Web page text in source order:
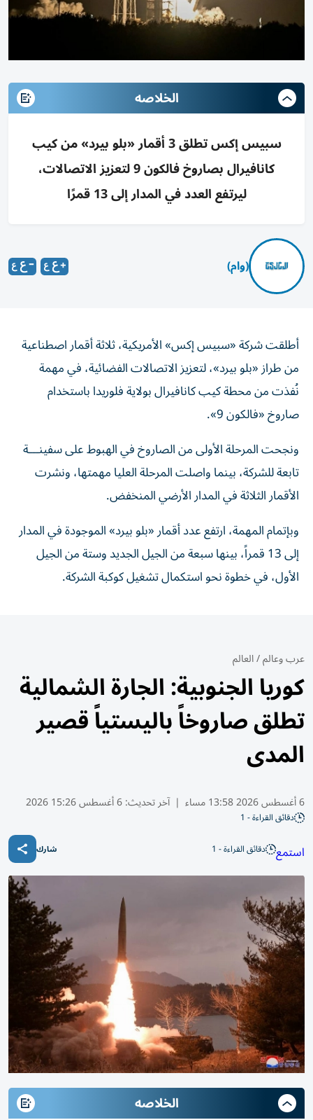
الخلاصه
سبيس إكس تطلق 3 أقمار «بلو بيرد» من كيب
كانافيرال بصاروخ فالكون 9 لتعزيز الاتصالات،
ليرتفع العدد في المدار إلى 13 قمرًا
(وام)
أطلقت شركة «سبيس إكس» الأمريكية، ثلاثة أقمار اصطناعية
من طراز «بلو بيرد»، لتعزيز الاتصالات الفضائية، في مهمة
نُفذت من محطة كيب كانافيرال بولاية فلوريدا باستخدام
صاروخ «فالكون 9».
ونجحت المرحلة الأولى من الصاروخ في الهبوط على سفينـــة
تابعة للشركة، بينما واصلت المرحلة العليا مهمتها، ونشرت
الأقمار الثلاثة في المدار الأرضي المنخفض.
وبإتمام المهمة، ارتفع عدد أقمار «بلو بيرد» الموجودة في المدار
إلى 13 قمراً، بينها سبعة من الجيل الجديد وستة من الجيل
الأول، في خطوة نحو استكمال تشغيل كوكبة الشركة.
عرب وعالم/العالم
كوريا الجنوبية: الجارة الشمالية
تطلق صاروخاً باليستياً قصير
المدى
6 أغسطس 2026 13:58 مساء | آخر تحديث:6 أغسطس 15:26 2026
دقائق القراءة - 1
استمع دقائق القراءة - 1 شارك
الخلاصه